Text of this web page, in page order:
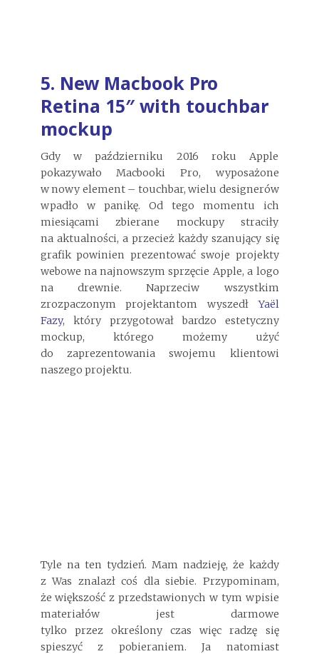
5. New Macbook Pro
Retina 15″ with touchbar
mockup
Gdy w październiku 2016 roku Apple
pokazywało Macbooki Pro, wyposażone
w nowy element – touchbar, wielu designerów
wpadło w panikę. Od tego momentu ich
miesiącami zbierane mockupy straciły
na aktualności, a przecież każdy szanujący się
grafik powinien prezentować swoje projekty
webowe na najnowszym sprzęcie Apple, a logo
na drewnie. Naprzeciw wszystkim
zrozpaczonym projektantom wyszedłYaël
Fazy, który przygotował bardzo estetyczny
mockup, którego możemy użyć
do zaprezentowania swojemu klientowi
naszego projektu.
Tyle na ten tydzień. Mam nadzieję, że każdy
z Was znalazł coś dla siebie. Przypominam,
że większość z przedstawionych w tym wpisie
materiałów jest darmowe
tylko przez określony czas więc radzę się
spieszyć z pobieraniem. Ja natomiast